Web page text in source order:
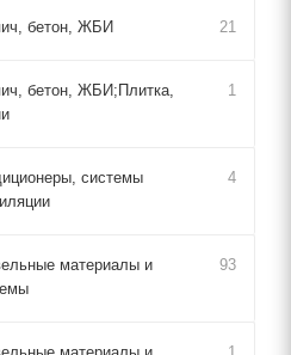
бетон, ЖБИ 21
бетон, ЖБИ;Плитка,
1
системы
4
материалы и
93